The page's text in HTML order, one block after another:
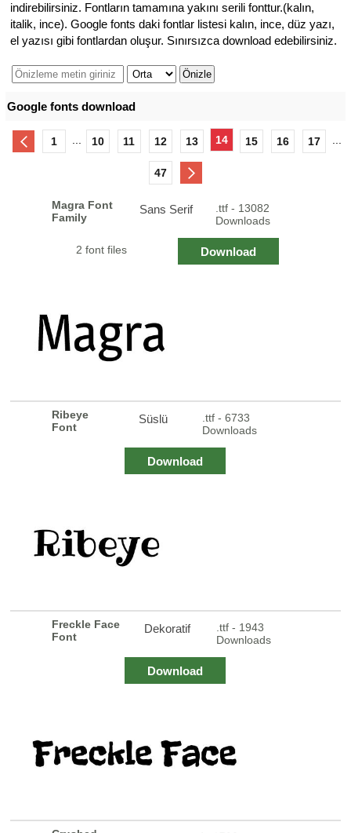
indirebilirsiniz. Fontların tamamına yakını serili fonttur.(kalın,
italik, ince). Google fonts daki fontlar listesi kalın, ince, düz yazı,
el yazısı gibi fontlardan oluşur. Sınırsızca download edebilirsiniz.
Google fonts download
1 10 11 12 13 14 15 16 17
47
Magra Font
Family
Sans Serif
.ttf - 13082
Downloads
2 font files Download
Ribeye
Font
Süslü
.ttf - 6733
Downloads
Download
Freckle Face
Font
Dekoratif
.ttf - 1943
Downloads
Download